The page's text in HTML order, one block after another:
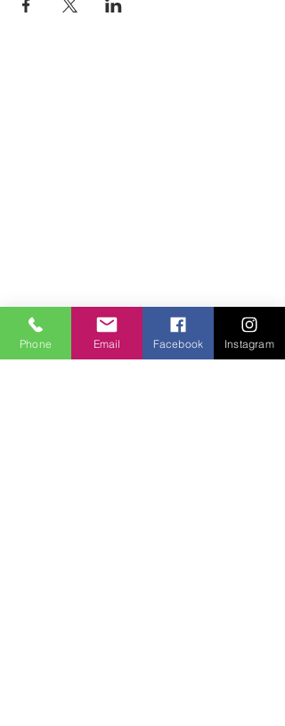
Phone Email Facebook Instagram